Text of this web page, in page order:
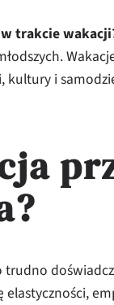
trakcie
i
elastyczności,